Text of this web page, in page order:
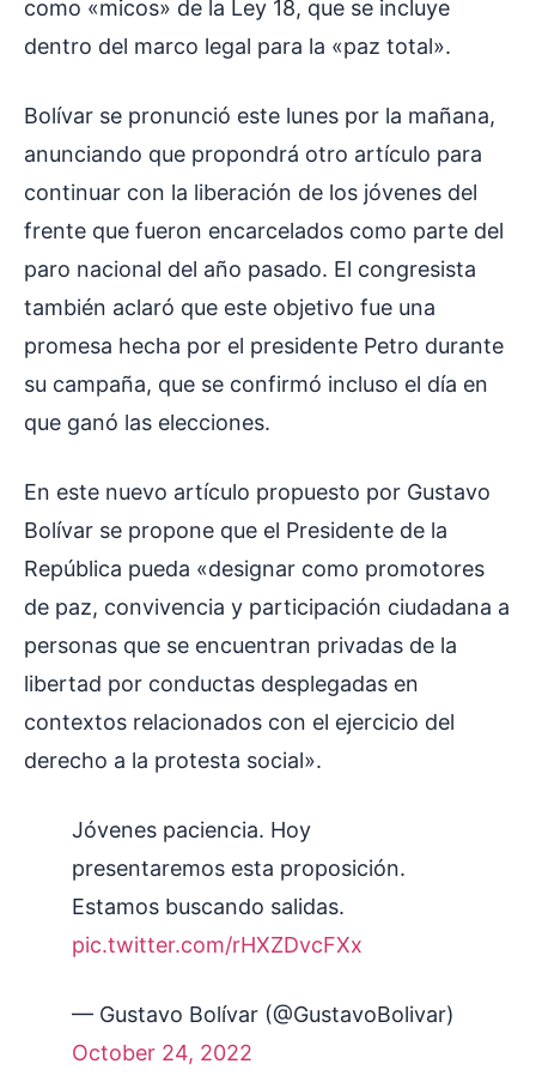
como «micos» de la Ley 18, que se incluye
dentro del marco legal para la «paz total».
Bolívar se pronunció este lunes por la mañana,
anunciando que propondrá otro artículo para
continuar con la liberación de los jóvenes del
frente que fueron encarcelados como parte del
paro nacional del año pasado. El congresista
también aclaró que este objetivo fue una
promesa hecha por el presidente Petro durante
su campaña, que se confirmó incluso el día en
que ganó las elecciones.
En este nuevo artículo propuesto por Gustavo
Bolívar se propone que el Presidente de la
República pueda «designar como promotores
de paz, convivencia y participación ciudadana a
personas que se encuentran privadas de la
libertad por conductas desplegadas en
contextos relacionados con el ejercicio del
derecho a la protesta social».
Jóvenes paciencia. Hoy
presentaremos esta proposición.
Estamos buscando salidas.
pic.twitter.com/rHXZDvcFXx
— Gustavo Bolívar (@GustavoBolivar)
October 24, 2022